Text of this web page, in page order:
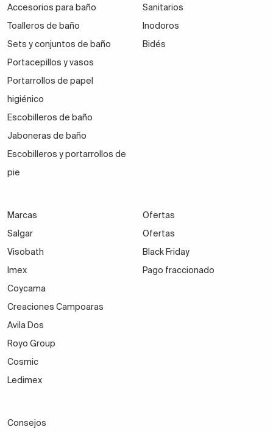
Accesorios para baño
Toalleros de baño
Sets y conjuntos de baño
Portacepillos y vasos
Portarrollos de papel
higiénico
Escobilleros de baño
Jaboneras de baño
Escobilleros y portarrollos de
pie
Sanitarios
Inodoros
Bidés
Marcas
Salgar
Visobath
Imex
Coycama
Creaciones Campoaras
Avila Dos
Royo Group
Cosmic
Ledimex
Ofertas
Ofertas
Black Friday
Pago fraccionado
Consejos